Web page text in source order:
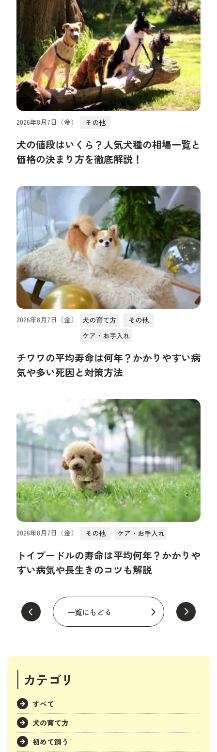
2026年8月7日（金） その他
犬の値段はいくら？人気犬種の相場一覧と
価格の決まり方を徹底解説！
2026年8月7日（金） 犬の育て方
その他
ケア・お手入れ
チワワの平均寿命は何年？かかりやすい病
気や多い死因と対策方法
2026年8月7日（金） その他 ケア・お手入れ
トイプードルの寿命は平均何年？かかりや
すい病気や長生きのコツも解説
一覧にもどる
カテゴリ
すべて
犬の育て方
初めて飼う